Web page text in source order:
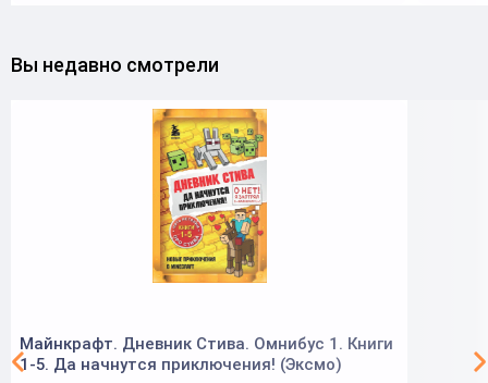
Вы недавно смотрели
Майнкрафт. Дневник Стива. Омнибус 1. Книги
1-5. Да начнутся приключения! (Эксмо)